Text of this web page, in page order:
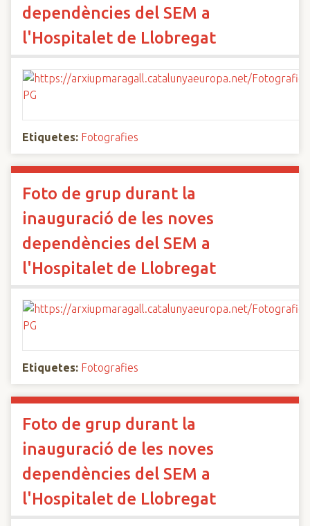
dependències del SEM a
l'Hospitalet de Llobregat
Etiquetes: Fotografies
Foto de grup durant la
inauguració de les noves
dependències del SEM a
l'Hospitalet de Llobregat
Etiquetes: Fotografies
Foto de grup durant la
inauguració de les noves
dependències del SEM a
l'Hospitalet de Llobregat